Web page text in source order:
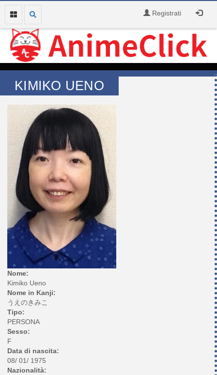
Registrati
KIMIKO UENO
Nome:
Kimiko Ueno
Nome in Kanji:
うえのきみこ
Tipo:
PERSONA
Sesso:
F
Data di nascita:
08/ 01/ 1975
Nazionalità: